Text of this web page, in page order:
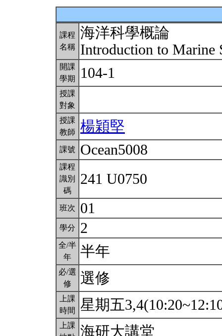
課程
名稱
海洋科學概論
Introduction to Marine
開課
學期
104-1
授課
對象
授課
教師
楊穎堅
課號 Ocean5008
課程
識別
碼
241 U0750
班次 01
學分 2
全/半
年
半年
必/選
修
選修
上課
時間
星期五
上課
海研大講堂